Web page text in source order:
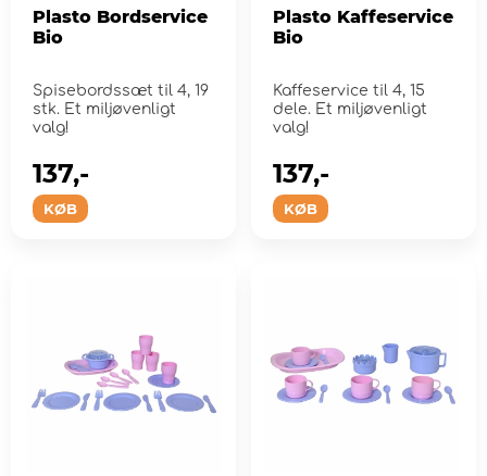
Plasto Bordservice
Bio
Spisebordssæt til 4, 19
stk. Et miljøvenligt
valg!
KØB
137,-
Plasto Kaffeservice
Bio
Kaffeservice til 4, 15
dele. Et miljøvenligt
valg!
KØB
137,-